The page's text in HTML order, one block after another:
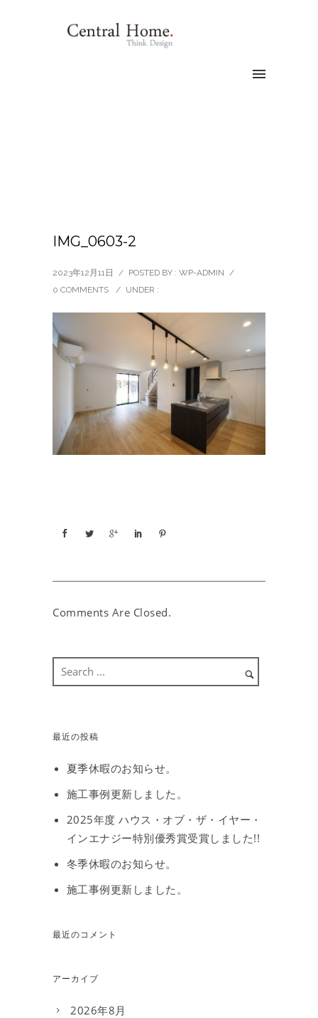
IMG_0603-2
2023年12月11日 / POSTED BY : WP-ADMIN /
0 COMMENTS
/ UNDER :
Comments Are Closed.
最近の投稿
夏季休暇のお知らせ。
施工事例更新しました。
2025年度 ハウス・オブ・ザ・イヤー・
インエナジー特別優秀賞受賞しました!!
冬季休暇のお知らせ。
施工事例更新しました。
最近のコメント
アーカイブ
2026年8月